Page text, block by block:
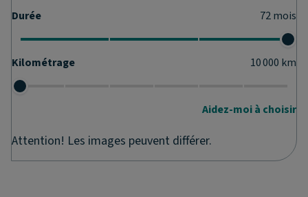
Durée 72mois
Kilométrage 10 000 km
Aidez-moi à choisir
Attention! Les images peuvent différer.